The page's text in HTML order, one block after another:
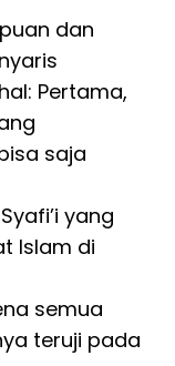
dan
Pertama,
saja
yang
Islam di
semua
teruji pada